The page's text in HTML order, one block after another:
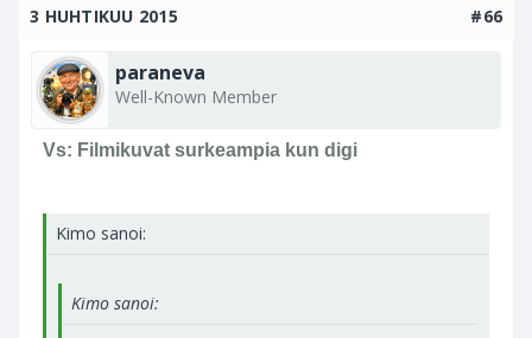
3 HUHTIKUU 2015 #66
paraneva
Well-Known Member
Vs: Filmikuvat surkeampia kun digi
Kimo sanoi:
Kimo sanoi: